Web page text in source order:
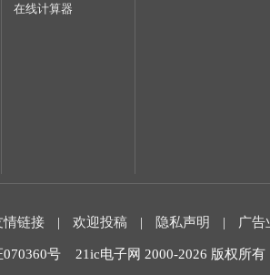
在线计算器
情链接 | 欢迎投稿 | 隐私声明 | 广告
070360号 21ic电子网 2000-2026 版权所